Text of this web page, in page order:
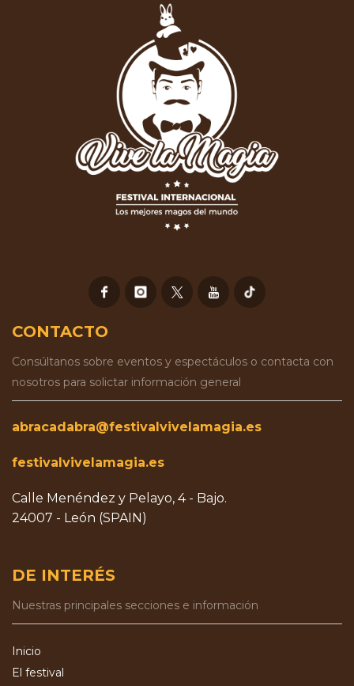
CONTACTO
Consúltanos sobre eventos y espectáculos o contacta con
nosotros para solictar información general
abracadabra@festivalvivelamagia.es
festivalvivelamagia.es
Calle Menéndez y Pelayo, 4 - Bajo.
24007 - León (SPAIN)
DE INTERÉS
Nuestras principales secciones e información
Inicio
El festival